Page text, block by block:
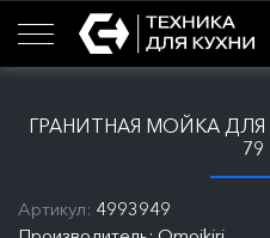
ГРАНИТНАЯ МОЙКА ДЛЯ
79
Артикул: 4993949